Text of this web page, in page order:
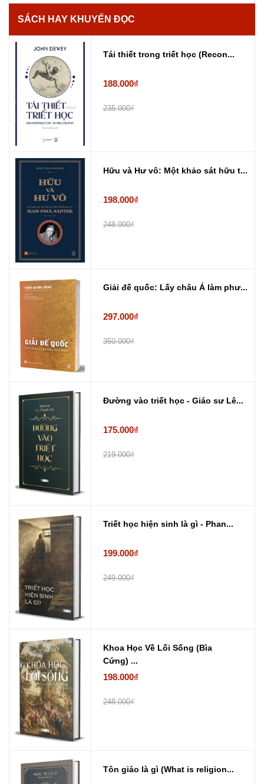
SÁCH HAY KHUYẾN ĐỌC
Tái thiết trong triết học (Recon...
188.000₫
235.000₫
Hữu và Hư vô: Một khảo sát hữu t...
198.000₫
248.000₫
Giải đế quốc: Lấy châu Á làm phư...
297.000₫
350.000₫
Đường vào triết học - Giáo sư Lê...
175.000₫
219.000₫
Triết học hiện sinh là gì - Phan...
199.000₫
249.000₫
Khoa Học Về Lối Sống (Bìa
Cứng) ...
198.000₫
248.000₫
Tôn giáo là gì (What is religion...